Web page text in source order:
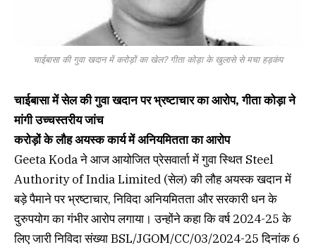
चाईबासा की गुवा खदान में करोड़ों का खेल? गीता कोड़ा के खुलासे से मचा हड़कंप
चाईबासा में सेल की गुवा खदान पर भ्रष्टाचार का आरोप, गीता कोड़ा ने
मांगी उच्चस्तरीय जांच
करोड़ों के लौह अयस्क कार्य में अनियमितता का आरोप
Geeta Koda ने आज आयोजित प्रेसवार्ता में गुवा स्थित Steel
Authority of India Limited (सेल) की लौह अयस्क खदान में
बड़े पैमाने पर भ्रष्टाचार, निविदा अनियमितता और सरकारी धन के
दुरुपयोग का गंभीर आरोप लगाया। उन्होंने कहा कि वर्ष 2024-25 के
लिए जारी निविदा संख्या BSL/JGOM/CC/03/2024-25 दिनांक 6